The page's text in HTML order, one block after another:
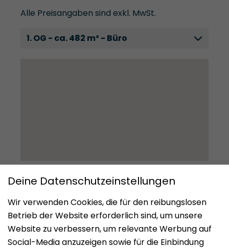
Alle Preisangaben sind exkl. MwSt.
1. OG - ca. 482 m² - Büro